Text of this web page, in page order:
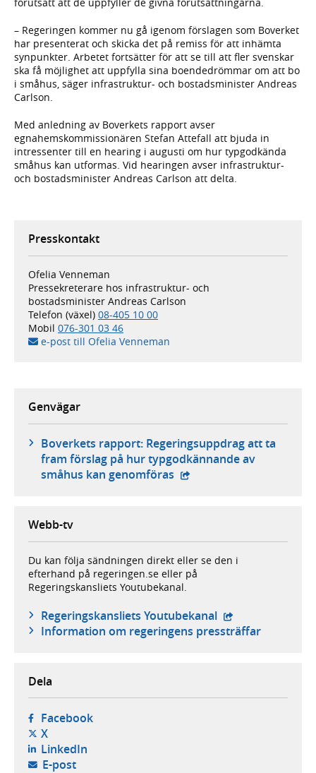
– Regeringen kommer nu gå igenom förslagen som Boverket
har presenterat och skicka det på remiss för att inhämta
synpunkter. Arbetet fortsätter för att se till att fler svenskar
ska få möjlighet att uppfylla sina boendedrömmar om att bo
i småhus, säger infrastruktur- och bostadsminister Andreas
Carlson.
Med anledning av Boverkets rapport avser
egnahemskommissionären Stefan Attefall att bjuda in
intressenter till en hearing i augusti om hur typgodkända
småhus kan utformas. Vid hearingen avser infrastruktur-
och bostadsminister Andreas Carlson att delta.
Presskontakt
Ofelia Venneman
Pressekreterare hos infrastruktur- och
bostadsminister Andreas Carlson
Telefon (växel) 08-405 10 00
Mobil 076-301 03 46
e-post till Ofelia Venneman
Genvägar
Boverkets rapport: Regeringsuppdrag att ta
fram förslag på hur typgodkännande av
småhus kan genomföras - extern webbplats,
Webb-tv
Du kan följa sändningen direkt eller se den i
efterhand på regeringen.se eller på
Regeringskansliets Youtubekanal.
Regeringskansliets Youtubekanal - extern
Information om regeringens pressträffar
Dela
Facebook- öppnas i ny flik, extern webbplats,
X- öppnas i ny flik, extern webbplats,
LinkedIn- öppnas i ny flik, extern webbplats,
E-post- öppnar din e-postklient,